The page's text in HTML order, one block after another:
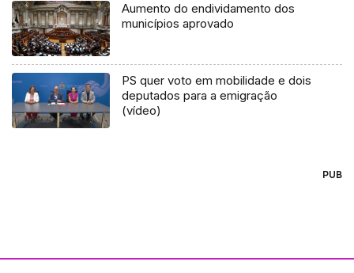
Aumento do endividamento dos
municípios aprovado
PS quer voto em mobilidade e dois
deputados para a emigração
(vídeo)
PUB